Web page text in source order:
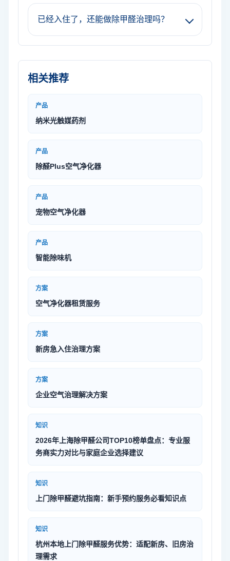
已经入住了，还能做除甲醛治理吗？
相关推荐
产品
纳米光触媒药剂
产品
除醛Plus空气净化器
产品
宠物空气净化器
产品
智能除味机
方案
空气净化器租赁服务
方案
新房急入住治理方案
方案
企业空气治理解决方案
知识
2026年上海除甲醛公司TOP10榜单盘点：专业服
务商实力对比与家庭企业选择建议
知识
上门除甲醛避坑指南：新手预约服务必看知识点
知识
杭州本地上门除甲醛服务优势：适配新房、旧房治
理需求